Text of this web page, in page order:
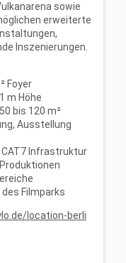
sowie
erweiterte
Inszenierungen.
Foyer
m Höhe
bis 120 m²
Ausstellung
CAT7 Infrastruktur
Filmparks
location-berli